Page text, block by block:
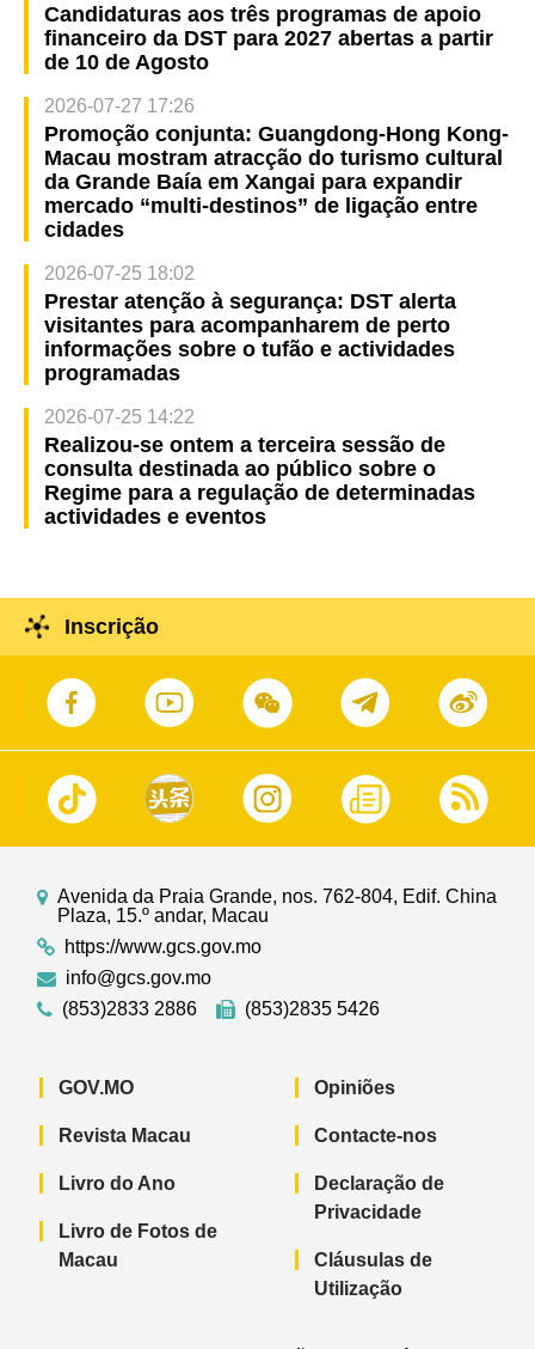
Candidaturas aos três programas de apoio
financeiro da DST para 2027 abertas a partir
de 10 de Agosto
2026-07-27 17:26
Promoção conjunta: Guangdong-Hong Kong-
Macau mostram atracção do turismo cultural
da Grande Baía em Xangai para expandir
mercado “multi-destinos” de ligação entre
cidades
2026-07-25 18:02
Prestar atenção à segurança: DST alerta
visitantes para acompanharem de perto
informações sobre o tufão e actividades
programadas
2026-07-25 14:22
Realizou-se ontem a terceira sessão de
consulta destinada ao público sobre o
Regime para a regulação de determinadas
actividades e eventos
Inscrição
Avenida da Praia Grande, nos. 762-804, Edif. China
Plaza, 15.º andar, Macau
https://www.gcs.gov.mo
info@gcs.gov.mo
(853)2833 2886
(853)2835 5426
GOV.MO
Revista Macau
Livro do Ano
Livro de Fotos de
Macau
Opiniões
Contacte-nos
Declaração de
Privacidade
Cláusulas de
Utilização